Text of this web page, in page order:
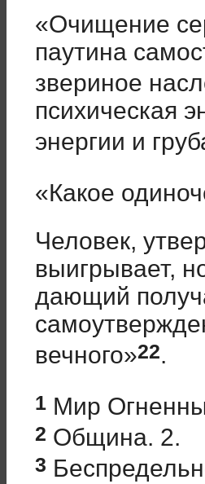
«Очищение
паутина
звериное
психическая
энергии и
«Какое
Человек,
выигрывает,
дающий
вечного»22.
1 Мир
2 Община. 2.
3